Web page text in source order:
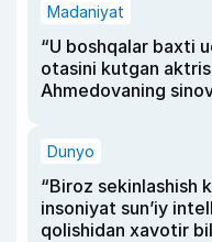
Madaniyat
“U boshqalar baxti
otasini kutgan
Ahmedovaning
Dunyo
“Biroz sekinlashish
insoniyat sun’iy
qolishidan xavotir